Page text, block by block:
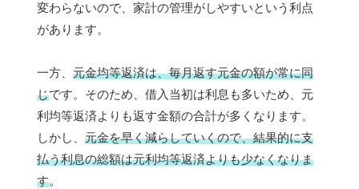
変わらないので、家計の管理がしやすいという利点
があります。
一方、 元金均等返済は、毎月返す元金の額が常に同
じです。そのため、借入当初は利息も多いため、元
利均等返済よりも返す金額の合計が多くなります。
しかし、 元金を早く減らしていくので、結果的に支
払う利息の総額は元利均等返済よりも少なくなりま
す。